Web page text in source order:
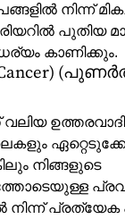
നിന്ന്
പുതിയ
കാണിക്കും.
നിങ്ങളുടെ
നിന്ന്